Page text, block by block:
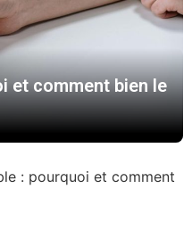
et comment bien le
: pourquoi et comment